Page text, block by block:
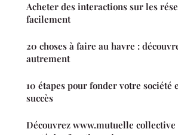
Acheter des interactions sur les
facilement
20 choses à faire au havre :
autrement
10 étapes pour fonder votre société
succès
Découvrez www.mutuelle